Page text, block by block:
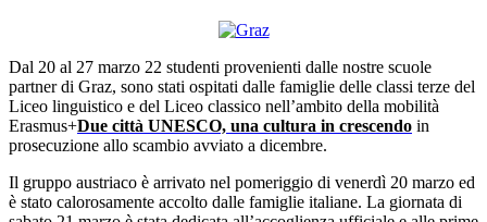
Dal 20 al 27 marzo 22 studenti provenienti dalle nostre scuole
partner di Graz, sono stati ospitati dalle famiglie delle classi terze del
Liceo linguistico e del Liceo classico nell’ambito della mobilità
Erasmus+Due città UNESCO, una cultura in crescendo in
prosecuzione allo scambio avviato a dicembre.
Il gruppo austriaco è arrivato nel pomeriggio di venerdì 20 marzo ed
è stato calorosamente accolto dalle famiglie italiane. La giornata di